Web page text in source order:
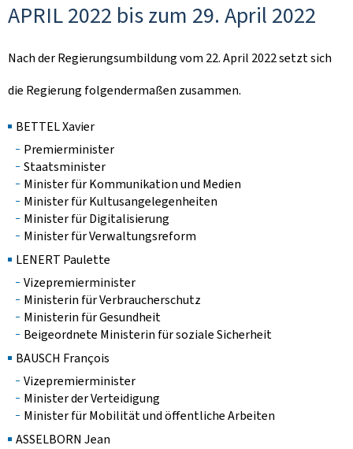
APRIL 2022 bis zum 29. April 2022
Nach der Regierungsumbildung vom 22. April 2022 setzt sich
die Regierung folgendermaßen zusammen.
BETTEL Xavier
Premierminister
Staatsminister
Minister für Kommunikation und Medien
Minister für Kultusangelegenheiten
Minister für Digitalisierung
Minister für Verwaltungsreform
LENERT Paulette
Vizepremierminister
Ministerin für Verbraucherschutz
Ministerin für Gesundheit
Beigeordnete Ministerin für soziale Sicherheit
BAUSCH François
Vizepremierminister
Minister der Verteidigung
Minister für Mobilität und öffentliche Arbeiten
ASSELBORN Jean